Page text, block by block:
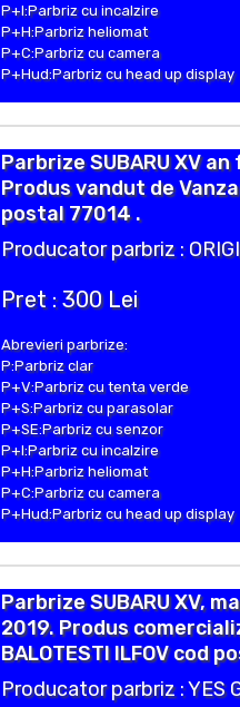
P+I:Parbriz cu incalzire
P+H:Parbriz heliomat
P+C:Parbriz cu camera
P+Hud:Parbriz cu head up display
Parbrize SUBARU XV
Produs vandut de
postal 77014 .
Producator parbriz :
Pret : 300 Lei
Abrevieri parbrize:
P:Parbriz clar
P+V:Parbriz cu tenta verde
P+S:Parbriz cu parasolar
P+SE:Parbriz cu senzor
P+I:Parbriz cu incalzire
P+H:Parbriz heliomat
P+C:Parbriz cu camera
P+Hud:Parbriz cu head up display
Parbrize SUBARU XV,
2019. Produs
BALOTESTI ILFOV cod
Producator parbriz : YES